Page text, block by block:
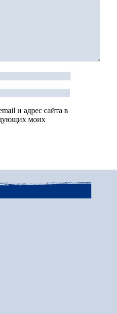
и адрес сайта в
моих